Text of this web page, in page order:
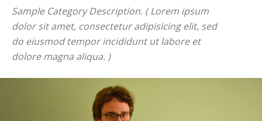
Sample Category Description. ( Lorem ipsum
dolor sit amet, consectetur adipisicing elit, sed
do eiusmod tempor incididunt ut labore et
dolore magna aliqua. )